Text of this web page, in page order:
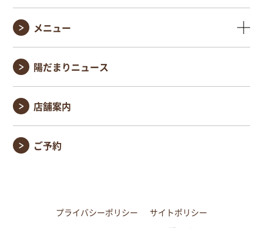
メニュー
陽だまりニュース
店舗案内
ご予約
プライバシーポリシー サイトポリシー